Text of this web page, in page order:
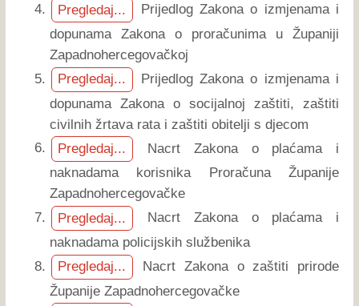
Pregledaj...
Prijedlog Zakona o izmjenama i
dopunama Zakona o proračunima u Županiji
Zapadnohercegovačkoj
Pregledaj...
Prijedlog Zakona o izmjenama i
dopunama Zakona o socijalnoj zaštiti, zaštiti
civilnih žrtava rata i zaštiti obitelji s djecom
Pregledaj...
Nacrt Zakona o plaćama i
naknadama korisnika Proračuna Županije
Zapadnohercegovačke
Pregledaj...
Nacrt Zakona o plaćama i
naknadama policijskih službenika
Pregledaj...
Nacrt Zakona o zaštiti prirode
Županije Zapadnohercegovačke